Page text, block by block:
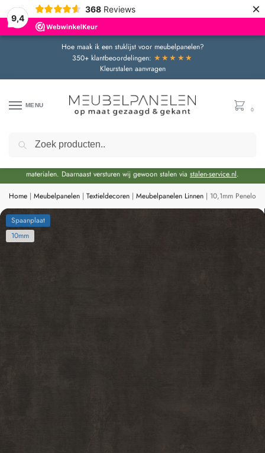
9,4
368 Reviews ×
Hoe maak ik een stuklijst voor meubelpanelen?
350+ klantbeoordelingen: ★★★★★
Kleurstalen aanvragen
MENU
0
Door de bouwvakperiode geldt momenteel een extra levertijd van circa 3 weken
materialen. Daarnaast versturen wij gewoon stalen via stalen-service.nl.
Home | Meubelpanelen | Textieldecoren | Meubelpanelen Linnen | 10,1mm
Spaanplaat
10mm